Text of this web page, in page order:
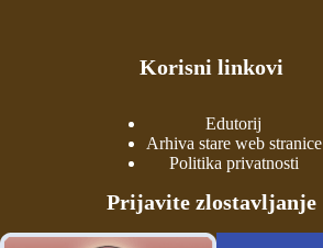
Korisni linkovi
Edutorij
Arhiva stare web stranice
Politika privatnosti
Prijavite zlostavljanje